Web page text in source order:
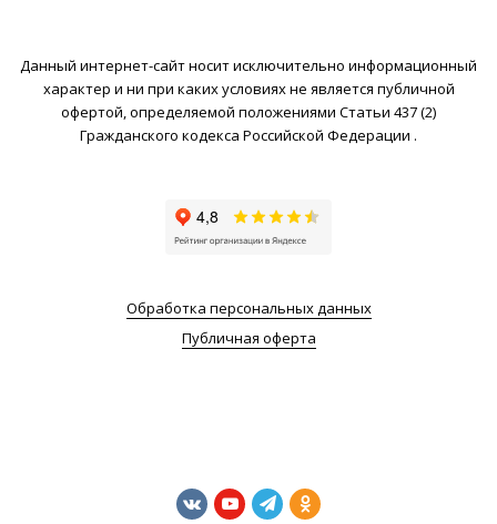
Данный интернет-сайт носит исключительно информационный
характер и ни при каких условиях не является публичной
офертой, определяемой положениями Статьи 437 (2)
Гражданского кодекса Российской Федерации .
Обработка персональных данных
Публичная оферта